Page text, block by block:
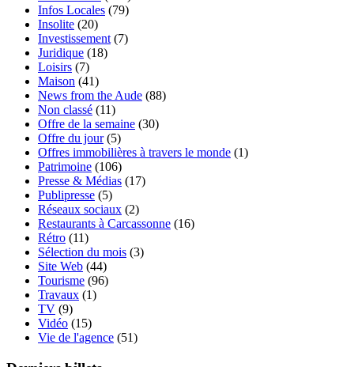
Infos Locales (79)
Insolite (20)
Investissement (7)
Juridique (18)
Loisirs (7)
Maison (41)
News from the Aude (88)
Non classé (11)
Offre de la semaine (30)
Offre du jour(5)
Offres immobilières à travers le monde (1)
Patrimoine (106)
Presse & Médias (17)
Publipresse (5)
Réseaux sociaux (2)
Restaurants à Carcassonne (16)
Rétro (11)
Sélection du mois (3)
Site Web (44)
Tourisme (96)
Travaux (1)
TV (9)
Vidéo (15)
Vie de l'agence (51)